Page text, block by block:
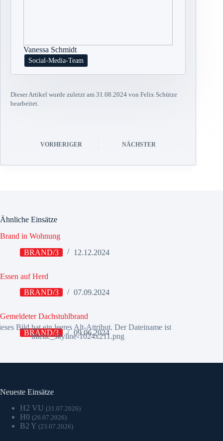
Vanessa Schmidt
Social-Media-Team
Dieser Artikel wurde zuletzt am 31.08.2024 von Felix Schütze
bearbeitet.
VORHERIGER NÄCHSTER
Ähnliche Einsätze
Brand in Wohnung
BRAND/3
12.12.2024
Essen auf Herd
BRAND/3
07.09.2024
Gemeldeter Dachstuhlbrand
BRAND/3
09.06.2024
Neueste Einsätze
H2 VU (31.07.2026)
H0 (26.07.2026)
B2 Y (23.07.2026)